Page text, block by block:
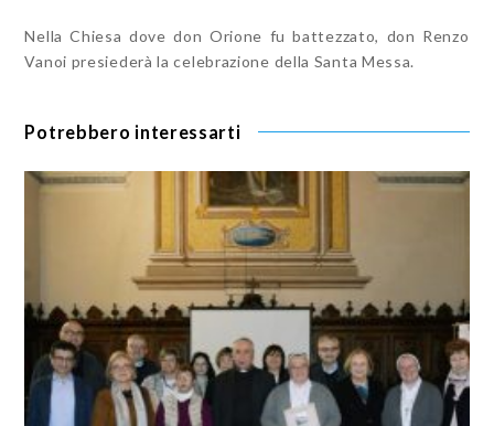
Nella Chiesa dove don Orione fu battezzato, don Renzo
Vanoi presiederà la celebrazione della Santa Messa.
Potrebbero interessarti